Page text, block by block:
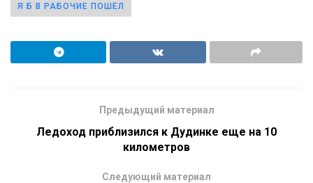
Я Б В РАБОЧИЕ ПОШЕЛ
Предыдущий материал
Ледоход приблизился к Дудинке еще на 10
километров
Следующий материал